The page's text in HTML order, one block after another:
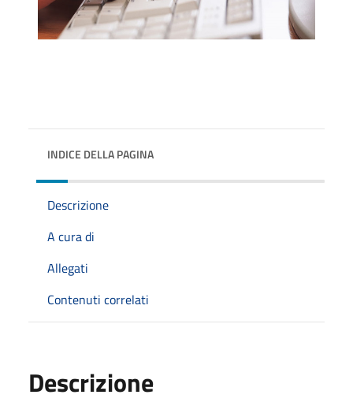
INDICE DELLA PAGINA
Descrizione
A cura di
Allegati
Contenuti correlati
Descrizione